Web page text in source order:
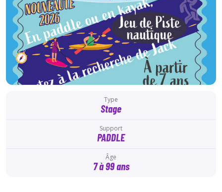
Type
Stage
Support
PADDLE
Âge
7 à 99 ans